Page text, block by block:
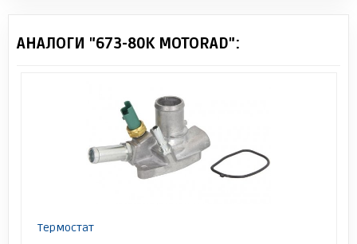
АНАЛОГИ "673-80K MOTORAD":
Термостат